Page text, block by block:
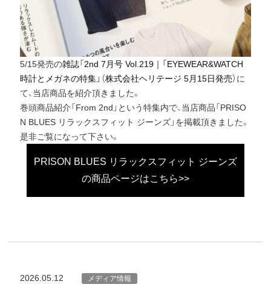
5/15発売の雑誌「2nd 7月号 Vol.219｜「EYEWEAR&WATCH
時計とメガネの特集」（株式会社ヘリテージ 5月15日発売） に
て、当店商品を紹介頂きました。
巻頭商品紹介「From 2nd」という特集内で、当店商品「PRISO
N BLUES リラックスフィット ジーンズ」を掲載頂きました。
是非ご覧になって下さい。
PRISON BLUES リラックスフィット ジーンズ
の商品ページはこちら>>
2026.05.12 メディア情報